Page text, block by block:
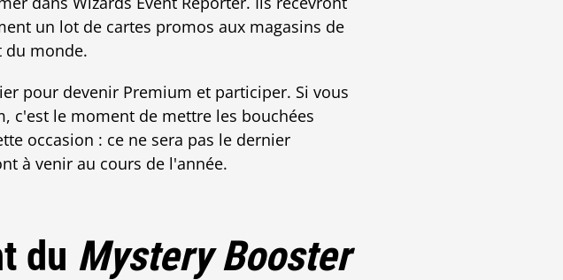
un lot de cartes promos aux magasins de
du monde.
pour devenir Premium et participer. Si vous
c'est le moment de mettre les bouchées
occasion : ce ne sera pas le dernier
à venir au cours de l'année.
du Mystery Booster